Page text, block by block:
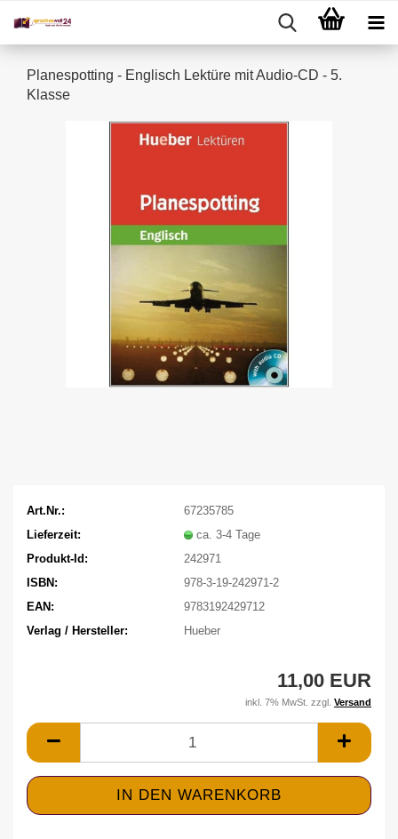
Planespotting - Englisch Lektüre mit Audio-CD - 5.
Klasse
Art.Nr.:
67235785
Lieferzeit:
ca. 3-4 Tage
Produkt-Id:
242971
ISBN:
978-3-19-242971-2
EAN:
9783192429712
Verlag / Hersteller:
Hueber
11,00 EUR
inkl. 7% MwSt. zzgl. Versand